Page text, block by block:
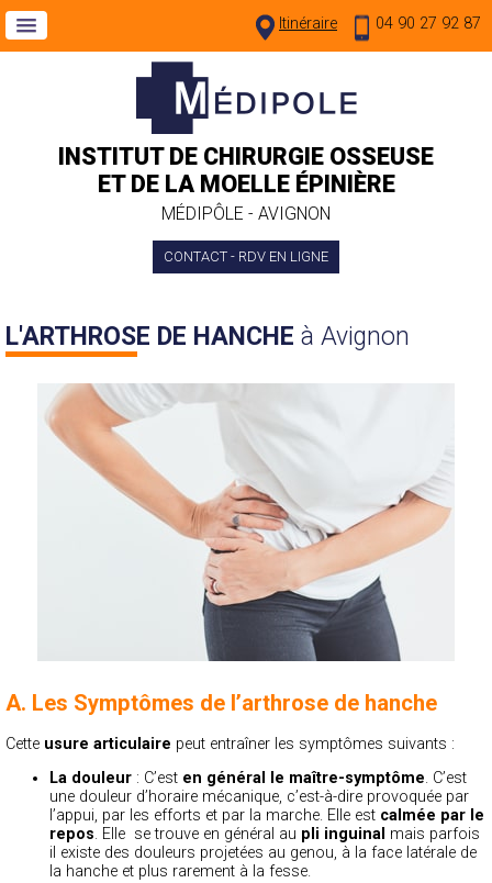
04 90 27 92 87
Itinéraire
INSTITUT DE CHIRURGIE OSSEUSE
ET DE LA MOELLE ÉPINIÈRE
MÉDIPÔLE - AVIGNON
CONTACT - RDV EN LIGNE
L'ARTHROSE DE HANCHE à Avignon
A. Les Symptômes de l’arthrose de hanche
Cette usure articulaire peut entraîner les symptômes suivants :
La douleur : C’est en général le maître-symptôme. C’est
une douleur d’horaire mécanique, c’est-à-dire provoquée par
l’appui, par les efforts et par la marche. Elle est calmée par le
repos. Elle se trouve en général au pli inguinal mais parfois
il existe des douleurs projetées au genou, à la face latérale de
la hanche et plus rarement à la fesse.